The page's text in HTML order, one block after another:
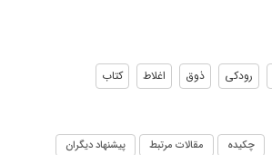
رودکی ذوق اغلاط
کتاب
چکیده مقالات مرتبط پیشنهاد دیگران